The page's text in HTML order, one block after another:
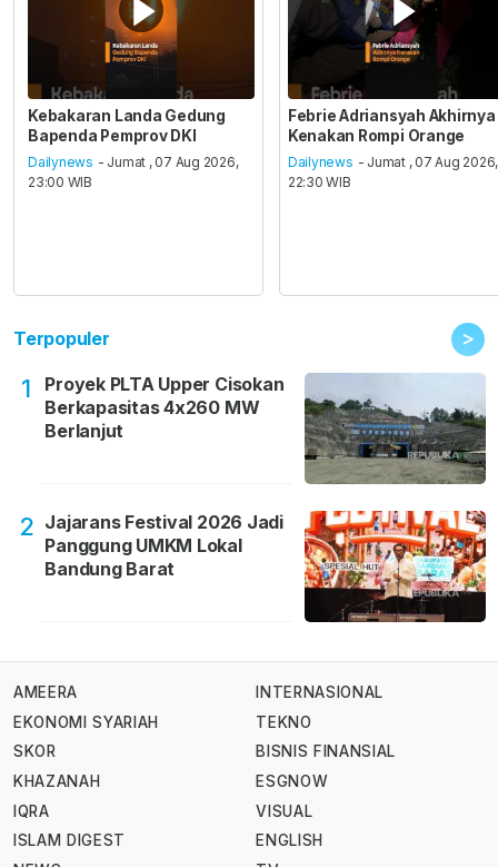
Kebakaran Landa Gedung
Bapenda Pemprov DKI
Dailynews - Jumat , 07 Aug 2026,
23:00 WIB
Febrie Adriansyah Akhirnya
Kenakan Rompi Orange
Dailynews - Jumat , 07 Aug 2026,
22:30 WIB
Terpopuler >
1
Proyek PLTA Upper Cisokan
Berkapasitas 4x260 MW
Berlanjut
2 Jajarans Festival 2026 Jadi
Panggung UMKM Lokal
Bandung Barat
AMEERA
EKONOMI SYARIAH
SKOR
KHAZANAH
IQRA
ISLAM DIGEST
INTERNASIONAL
TEKNO
BISNIS FINANSIAL
ESGNOW
VISUAL
ENGLISH